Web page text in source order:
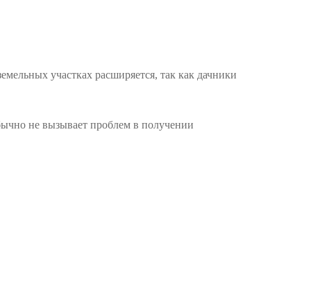
участках расширяется, так как дачники
не вызывает проблем в получении